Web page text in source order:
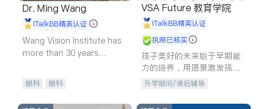
Dr. Ming Wang
iTalkBB精英认证
Wang Vision Institute has
more than 30 years
眼科 眼科
VSA Future 教育学院
iTalkBB精英认证
执照已核实
孩子美好的未来始于早期能
力的培养，用愿景激发孩子
的学习潜力和动力。理念：
拥有成长型心态是成功的基
石。
升学顾问/课后辅导